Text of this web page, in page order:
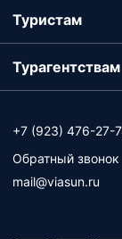
Туристам
Турагентствам
+7 (923) 476-27-
Обратный звонок
mail@viasun.ru